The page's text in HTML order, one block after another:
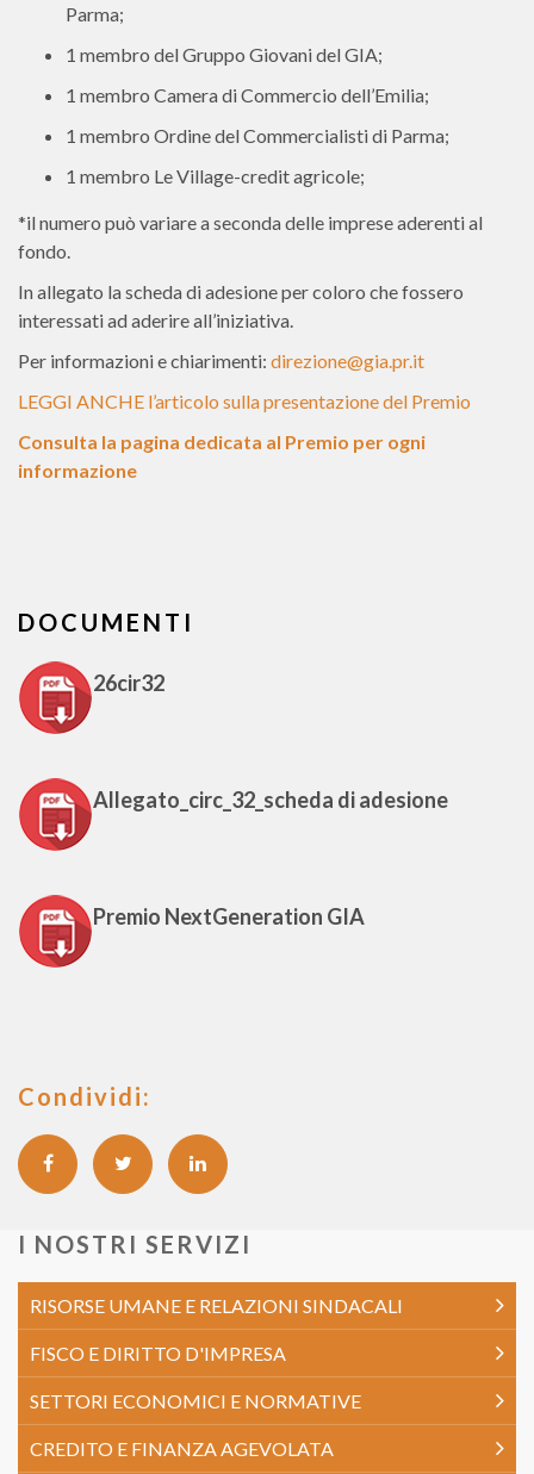
Parma;
1 membro del Gruppo Giovani del GIA;
1 membro Camera di Commercio dell’Emilia;
1 membro Ordine del Commercialisti di Parma;
1 membro Le Village-credit agricole;
*il numero può variare a seconda delle imprese aderenti al
fondo.
In allegato la scheda di adesione per coloro che fossero
interessati ad aderire all’iniziativa.
Per informazioni e chiarimenti: direzione@gia.pr.it
LEGGI ANCHE l’articolo sulla presentazione del Premio
Consulta la pagina dedicata al Premio per ogni
informazione
DOCUMENTI
26cir32
Allegato_circ_32_scheda di adesione
Premio NextGeneration GIA
Condividi:
I NOSTRI SERVIZI
RISORSE UMANE E RELAZIONI SINDACALI
FISCO E DIRITTO D'IMPRESA
SETTORI ECONOMICI E NORMATIVE
CREDITO E FINANZA AGEVOLATA